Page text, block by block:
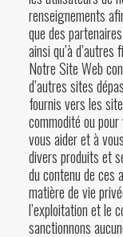
renseignements
que des
ainsi qu’à d’autres
Notre Site Web
d’autres sites
fournis vers les
commodité ou
vous aider et à
divers produits et
du contenu de ces
matière de vie
l’exploitation et le
sanctionnons